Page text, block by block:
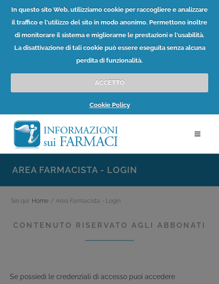
In questo sito Web, utilizziamo cookie per raccogliere e analizzare
il traffico e l'utilizzo del sito in modo anonimo. Permettono inoltre
di monitorare il sistema e migliorarne le prestazioni e l'usabilità.
La disattivazione di tali cookie può essere eseguita senza alcuna
perdita di funzionalità.
ACCETTO
Cookie Policy
AREA FARMACISTA - LOGIN
Sei qui: Home / Area Farmacista - Login
CONTENUTO RISERVATO AGLI ABBONATI
Se possiedi le credenziali di accesso puoi accedere